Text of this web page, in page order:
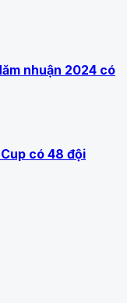
nhuận 2024 có
có 48 đội